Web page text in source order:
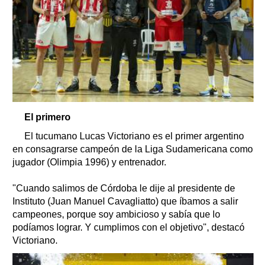
El primero
El tucumano Lucas Victoriano es el primer argentino
en consagrarse campeón de la Liga Sudamericana como
jugador (Olimpia 1996) y entrenador.
"Cuando salimos de Córdoba le dije al presidente de
Instituto (Juan Manuel Cavagliatto) que íbamos a salir
campeones, porque soy ambicioso y sabía que lo
podíamos lograr. Y cumplimos con el objetivo", destacó
Victoriano.